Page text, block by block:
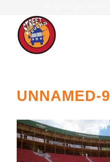
UNNAMED-9